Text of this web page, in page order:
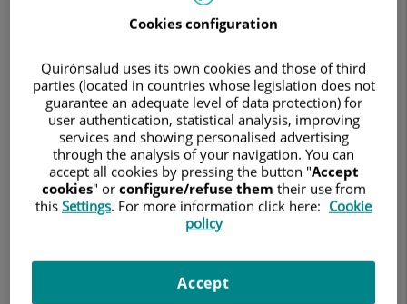
vaso es la trombectomía mecánica; la celeridad con
Cookies configuration
Quirónsalud uses its own cookies and those of third
parties (located in countries whose legislation does not
guarantee an adequate level of data protection) for
user authentication, statistical analysis, improving
services and showing personalised advertising
through the analysis of your navigation. You can
accept all cookies by pressing the button "Accept
cookies" or configure/refuse them their use from
this Settings. For more information click here: Cookie
policy
Accept